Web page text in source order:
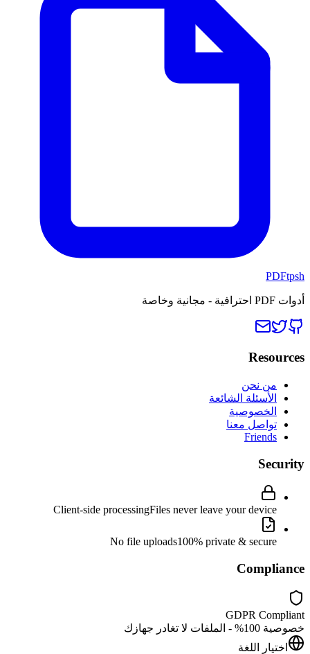
PDFtpsh
أدوات PDF احترافية - مجانية وخاصة
Resources
من نحن
الأسئلة الشائعة
الخصوصية
تواصل معنا
Friends
Security
Client-side processingFiles never leave your device
No file uploads100% private & secure
Compliance
GDPR Compliant
خصوصية 100% - الملفات لا تغادر جهازك
اختيار اللغة